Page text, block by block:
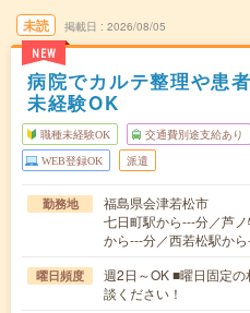
未読
NEW
掲載日 2026/08/05
病院でカルテ整理や患
未経験OK
職種未経験OK 交通費別途支給あり
WEB登録OK 派遣
勤務地
福島県会津若松市
七日町駅から---分／芦
から---分／西若松駅か
曜日頻度
週2日～OK ■曜日固定
談ください！